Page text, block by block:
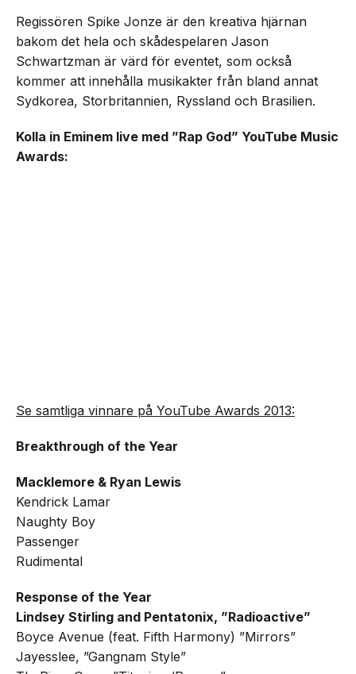
Regissören Spike Jonze är den kreativa hjärnan
bakom det hela och skådespelaren Jason
Schwartzman är värd för eventet, som också
kommer att innehålla musikakter från bland annat
Sydkorea, Storbritannien, Ryssland och Brasilien.
Kolla in Eminem live med ”Rap God” YouTube Music
Awards:
Se samtliga vinnare på YouTube Awards 2013:
Breakthrough of the Year
Macklemore & Ryan Lewis
Kendrick Lamar
Naughty Boy
Passenger
Rudimental
Response of the Year
Lindsey Stirling and Pentatonix, ”Radioactive”
Boyce Avenue (feat. Fifth Harmony) ”Mirrors”
Jayesslee, ”Gangnam Style”